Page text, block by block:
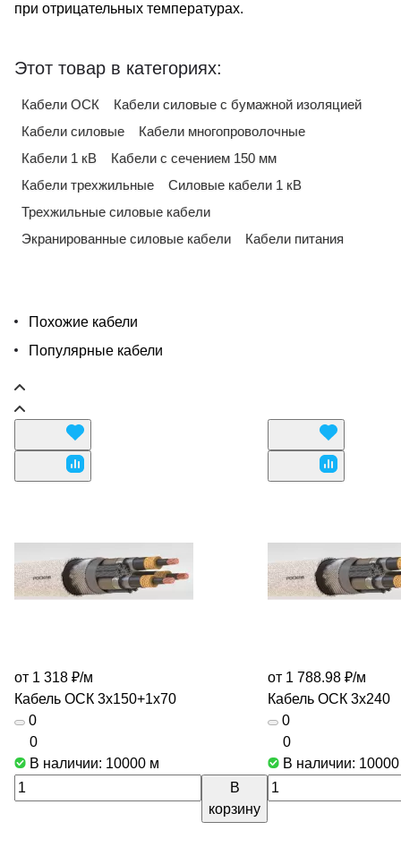
при отрицательных температурах.
Этот товар в категориях:
Кабели ОСК
Кабели силовые с бумажной изоляцией
Кабели силовые
Кабели многопроволочные
Кабели 1 кВ
Кабели с сечением 150 мм
Кабели трехжильные
Силовые кабели 1 кВ
Трехжильные силовые кабели
Экранированные силовые кабели
Кабели питания
Похожие кабели
Популярные кабели
от 1 318 ₽/м
Кабель ОСК 3х150+1х70
0
0
В наличии: 10000 м
В
корзину
от 1 788.98 ₽/м
Кабель ОСК 3х240
0
0
В наличии: